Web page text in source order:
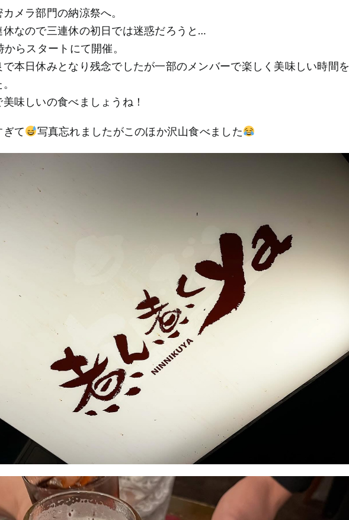
メラ部門の納涼祭へ。
休なので三連休の初日では迷惑だろうと…
らスタートにて開催。
本日休みとなり残念でしたが一部のメンバーで楽しく美味しい時間を
味しいの食べましょうね！
て 写真忘れましたがこのほか沢山食べました